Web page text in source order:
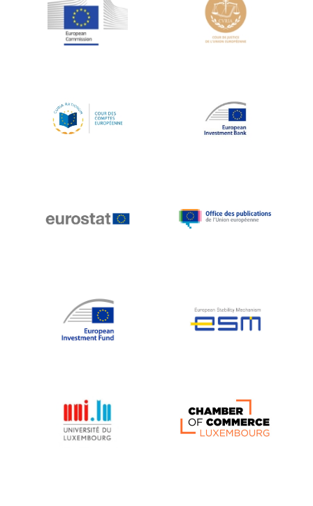
Jean-Louis Schiltz
Jean-Victor Louis
Johnny Åkerholm
Katharien L.C. Hunt
Klaus-Heiner Lehne
Koen LENAERTS
Lars Heikensten
Lucas Papademos
Máire Geoghegan-Quinn